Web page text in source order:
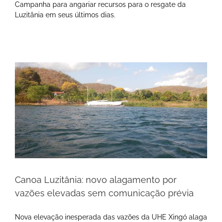
Campanha para angariar recursos para o resgate da
Luzitânia em seus últimos dias.
Canoa Luzitânia: novo alagamento por
vazões elevadas sem comunicação prévia
Nova elevação inesperada das vazões da UHE Xingó alaga